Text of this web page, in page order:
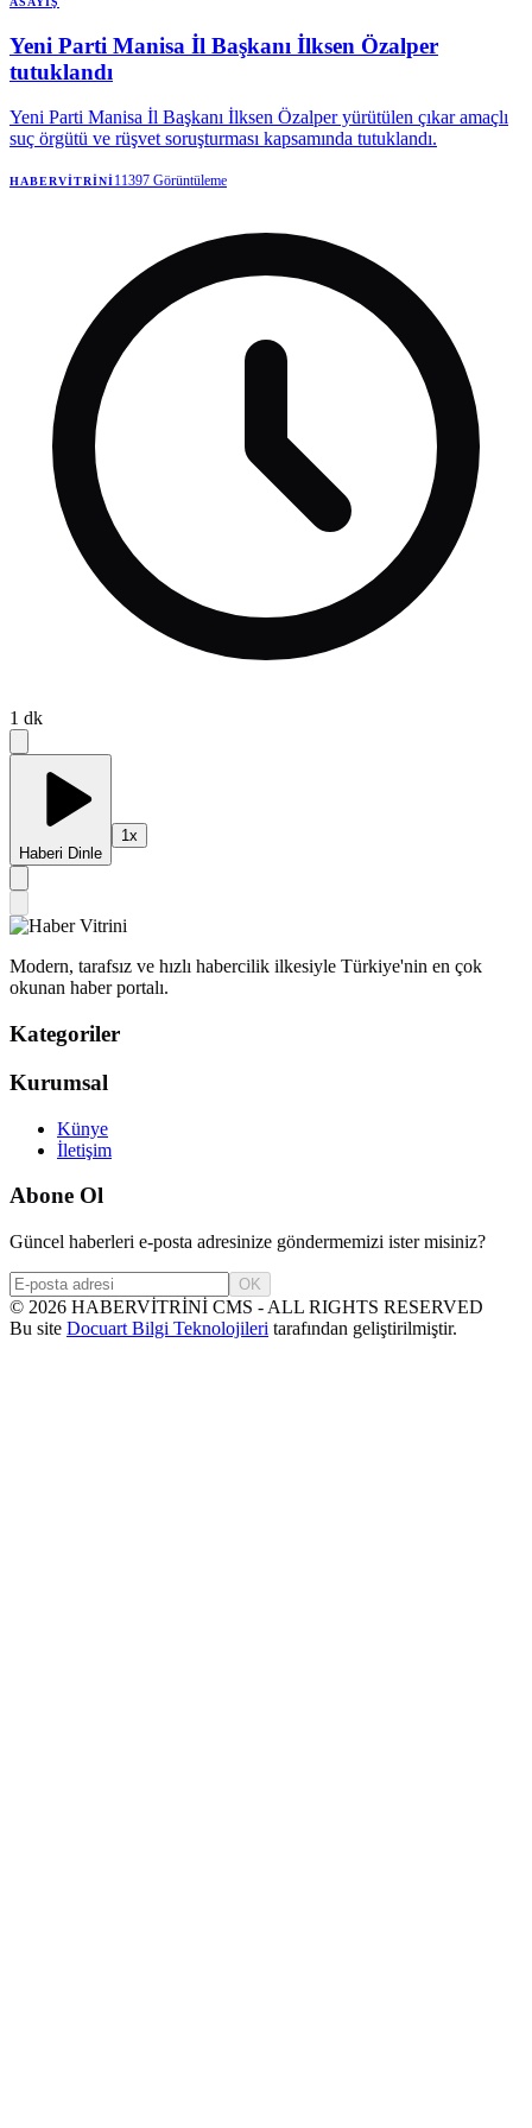
Yeni Parti Manisa İl Başkanı İlksen Özalper
tutuklandı
Yeni Parti Manisa İl Başkanı İlksen Özalper yürütülen çıkar amaçlı
suç örgütü ve rüşvet soruşturması kapsamında tutuklandı.
HABERVITRINI11397 Görüntüleme
1 dk
Haberi Dinle
1x
Modern, tarafsız ve hızlı habercilik ilkesiyle Türkiye'nin en çok
okunan haber portalı.
Kategoriler
Kurumsal
Künye
İletişim
Abone Ol
Güncel haberleri e-posta adresinize göndermemizi ister misiniz?
OK
© 2026 HABERVİTRİNİ CMS - ALL RIGHTS RESERVED
Bu site Docuart Bilgi Teknolojileri tarafından geliştirilmiştir.